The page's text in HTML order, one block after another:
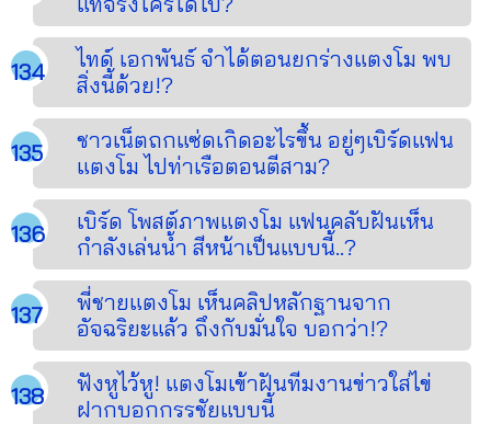
ไทด์ เอกพันธ์ จำได้ตอนยกร่างแตงโม พบ
สิ่งนี้ด้วย!?
ชาวเน็ตถกแซ่ดเกิดอะไรขึ้น อยู่ๆเบิร์ดแฟน
แตงโม ไปท่าเรือตอนตีสาม?
เบิร์ด โพสต์ภาพแตงโม แฟนคลับฝันเห็น
กำลังเล่นน้ำ สีหน้าเป็นแบบนี้..?
พี่ชายแตงโม เห็นคลิปหลักฐานจาก
อัจฉริยะแล้ว ถึงกับมั่นใจ บอกว่า!?
ฟังหูไว้หู! แตงโมเข้าฝันทีมงานข่าวใส่ไข่
ฝากบอกกรรชัยแบบนี้